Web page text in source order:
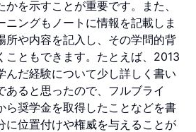
を示すことが重要です。また、
ニングもノートに情報を記載しま
所や内容を記入し、その学問的背
こともできます。たとえば、2013
んだ経験について少し詳しく書い
あると思ったので、フルブライ
ら奨学金を取得したことなどを書
に位置付けや権威を与えることが